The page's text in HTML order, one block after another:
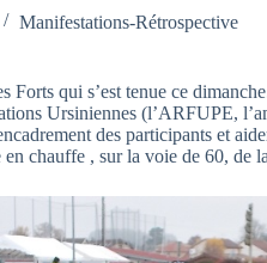
Manifestations-Rétrospective
Forts qui s’est tenue ce
Ursiniennes (l’ARFUPE,
des participants et
en chauffe , sur la voie de 60,